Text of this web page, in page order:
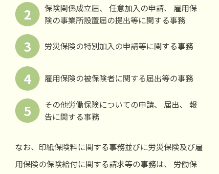
2
保険関係成立届、 任意加入の申請、 雇用保
険の事業所設置届の提出等に関する事務
3 労災保険の特別加入の申請等に関する事務
4 雇用保険の被保険者に関する届出等の事務
5
その他労働保険についての申請、 届出、 報
告に関する事務
なお、印紙保険料に関する事務並びに労災保険及び雇
用保険の保険給付に関する請求等の事務は、 労働保